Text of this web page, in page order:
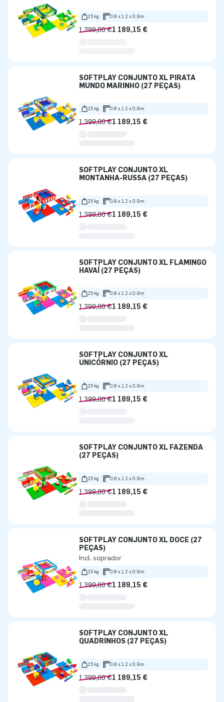
25 kg 0.8 x 1.2 x 0.9m
1 399,00 €1 189,15 €
SOFTPLAY CONJUNTO XL PIRATA
MUNDO MARINHO (27 PEÇAS)
25 kg 0.8 x 1.2 x 0.9m
1 399,00 €1 189,15 €
SOFTPLAY CONJUNTO XL
MONTANHA-RUSSA (27 PEÇAS)
25 kg 0.8 x 1.2 x 0.9m
1 399,00 €1 189,15 €
SOFTPLAY CONJUNTO XL FLAMINGO
HAVAÍ (27 PEÇAS)
25 kg 0.8 x 1.2 x 0.9m
1 399,00 €1 189,15 €
SOFTPLAY CONJUNTO XL
UNICÓRNIO (27 PEÇAS)
25 kg 0.8 x 1.2 x 0.9m
1 399,00 €1 189,15 €
SOFTPLAY CONJUNTO XL FAZENDA
(27 PEÇAS)
25 kg 0.8 x 1.2 x 0.9m
1 399,00 €1 189,15 €
SOFTPLAY CONJUNTO XL DOCE (27
PEÇAS)
Incl. soprador
25 kg 0.8 x 1.2 x 0.9m
1 399,00 €1 189,15 €
SOFTPLAY CONJUNTO XL
QUADRINHOS (27 PEÇAS)
25 kg 0.8 x 1.2 x 0.9m
1 399,00 €1 189,15 €